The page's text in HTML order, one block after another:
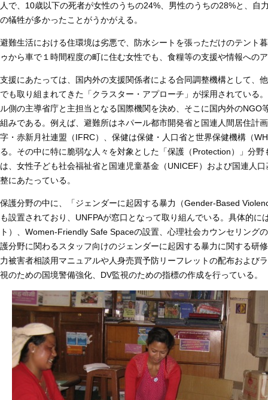
人で、10歳以下の死者が女性のうちの24%、男性のうちの28%と、自
の犠牲が多かったことがうかがえる。
避難生活における住環境は劣悪で、防水シートを張っただけのテント
ゥから車で１時間程度の町に住む女性でも、食糧等の支援や情報への
支援にあたっては、国内外の支援関係者による合同調整機構として、
でも取り組まれてきた「クラスター・アプローチ」が採用されている
ル側の主導省庁と主担当となる国際機関を決め、そこに国内外のNGO
組みである。例えば、避難所はネパール都市開発省と国連人間居住計
字・赤新月社連盟（IFRC）、保健は保健・人口省と世界保健機構（
る。その中に特に脆弱な人々を対象とした「保護（Protection）」分
は、女性子ども社会福祉省と国連児童基金（UNICEF）および国連人
整にあたっている。
保護分野の中に、「ジェンダーに起因する暴力（Gender-Based
も設置されており、UNFPAが窓口となって取り組んでいる。具体的に
ト）、Women-Friendly Safe Spaceの設置、心理社会カウンセリング
護分野に関わるスタッフ向けのジェンダーに起因する暴力に関する研
力被害者相談用マニュアルや人身売買予防リーフレットの配布および
視のための国境警備強化、DV監視のための指標の作成を行っている。